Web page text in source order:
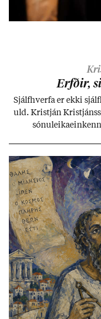
Erfð­ir,
Sjálf­hverfa er ekki
uld. Kristján